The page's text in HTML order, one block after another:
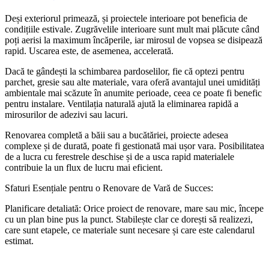
Deși exteriorul primează, și proiectele interioare pot beneficia de
condițiile estivale. Zugrăvelile interioare sunt mult mai plăcute când
poți aerisi la maximum încăperile, iar mirosul de vopsea se disipează
rapid. Uscarea este, de asemenea, accelerată.
Dacă te gândești la schimbarea pardoselilor, fie că optezi pentru
parchet, gresie sau alte materiale, vara oferă avantajul unei umidități
ambientale mai scăzute în anumite perioade, ceea ce poate fi benefic
pentru instalare. Ventilația naturală ajută la eliminarea rapidă a
mirosurilor de adezivi sau lacuri.
Renovarea completă a băii sau a bucătăriei, proiecte adesea
complexe și de durată, poate fi gestionată mai ușor vara. Posibilitatea
de a lucra cu ferestrele deschise și de a usca rapid materialele
contribuie la un flux de lucru mai eficient.
Sfaturi Esențiale pentru o Renovare de Vară de Succes:
Planificare detaliată: Orice proiect de renovare, mare sau mic, începe
cu un plan bine pus la punct. Stabilește clar ce dorești să realizezi,
care sunt etapele, ce materiale sunt necesare și care este calendarul
estimat.